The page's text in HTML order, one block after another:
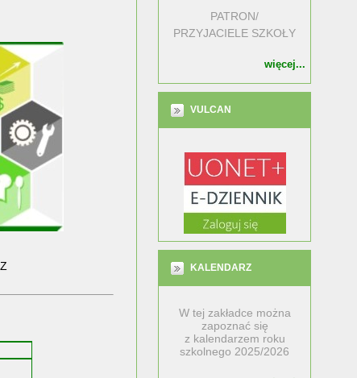
PATRON/
PRZYJACIELE SZKOŁY
więcej...
VULCAN
KALENDARZ
W tej zakładce można
zapoznać się
z kalendarzem roku
szkolnego 2025/2026